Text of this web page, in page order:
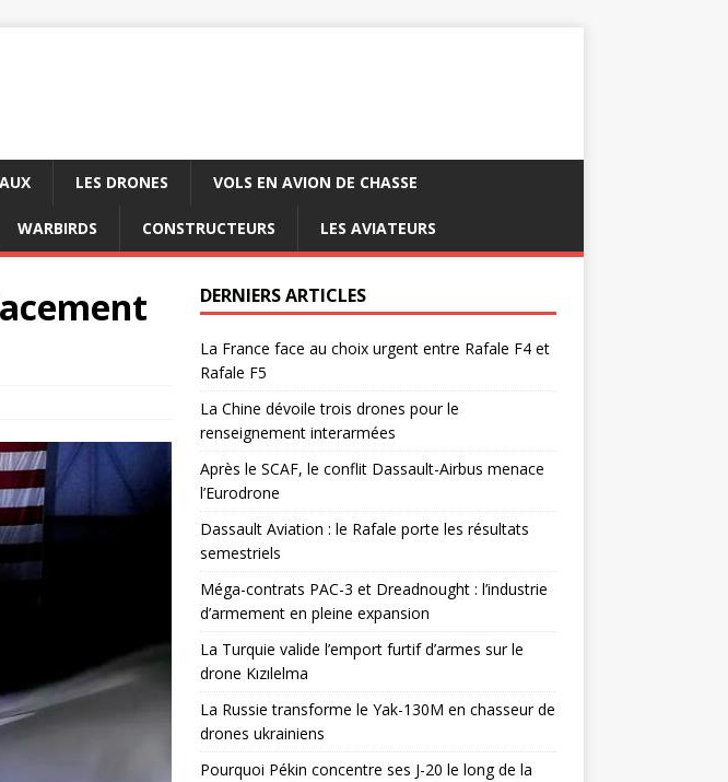
LES DRONES VOLS EN AVION DE CHASSE
WARBIRDS CONSTRUCTEURS LES AVIATEURS
DERNIERS ARTICLES
La France face au choix urgent entre Rafale F4 et
Rafale F5
La Chine dévoile trois drones pour le
renseignement interarmées
Après le SCAF, le conflit Dassault-Airbus menace
l’Eurodrone
Dassault Aviation : le Rafale porte les résultats
semestriels
Méga-contrats PAC-3 et Dreadnought : l’industrie
d’armement en pleine expansion
La Turquie valide l’emport furtif d’armes sur le
drone Kızılelma
La Russie transforme le Yak-130M en chasseur de
drones ukrainiens
Pourquoi Pékin concentre ses J-20 le long de la